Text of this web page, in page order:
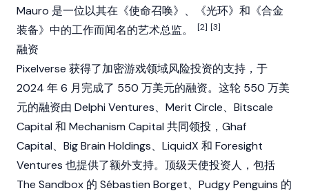
Mauro 是一位以其在《使命召唤》、《光环》和《合金
装备》中的工作而闻名的艺术总监。
[2] [3]
融资
Pixelverse 获得了加密游戏领域风险投资的支持，于
2024 年 6 月完成了 550 万美元的融资。这轮 550 万美
元的融资由 Delphi Ventures、 Merit Circle、Bitscale
Capital 和 Mechanism Capital 共同领投，Ghaf
Capital、Big Brain Holdings、LiquidX 和 Foresight
Ventures 也提供了额外支持。顶级天使投资人，包括
The Sandbox 的 Sébastien Borget、 Pudgy Penguins 的